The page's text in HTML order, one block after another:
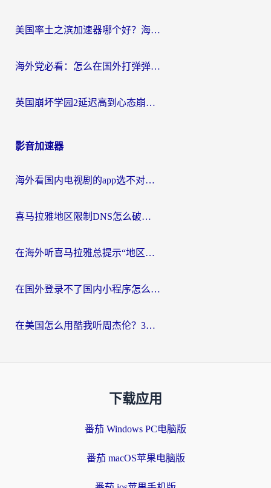
美国率土之滨加速器哪个好？海外党国服游戏畅玩终极指南（附多游戏解决方案）
海外党必看：怎么在国外打弹弹堂不卡？番茄加速器亲测指南
英国崩坏学园2延迟高到心态崩？海外党国服游戏加速终极指南
影音加速器
海外看国内电视剧的app选不对？这份回国加速器避坑指南帮你流畅追剧
喜马拉雅地区限制DNS怎么破？海外党听国内音乐听书的终极解决方案
在海外听喜马拉雅总提示“地区限制”？3步轻松解除+听国内音乐全攻略
在国外登录不了国内小程序怎么办？选对回国加速器，轻松解锁国内资源
在美国怎么用酷我听周杰伦？3步搞定海外听歌难题
下载应用
番茄 Windows PC电脑版
番茄 macOS苹果电脑版